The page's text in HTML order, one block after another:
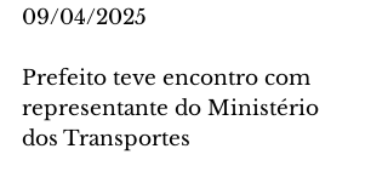
09/04/2025
Prefeito teve encontro com
representante do Ministério
dos Transportes